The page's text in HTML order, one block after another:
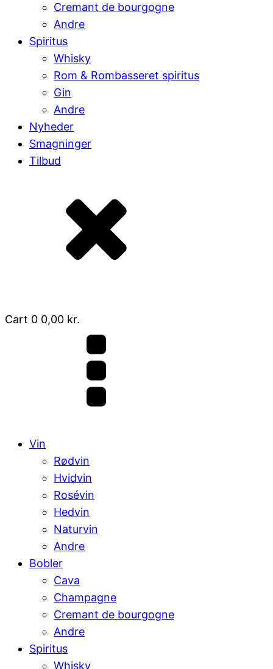
Cremant de bourgogne
Andre
Spiritus
Whisky
Rom & Rombasseret spiritus
Gin
Andre
Nyheder
Smagninger
Tilbud
Cart 0 0,00 kr.
Vin
Rødvin
Hvidvin
Rosévin
Hedvin
Naturvin
Andre
Bobler
Cava
Champagne
Cremant de bourgogne
Andre
Spiritus
Whisky